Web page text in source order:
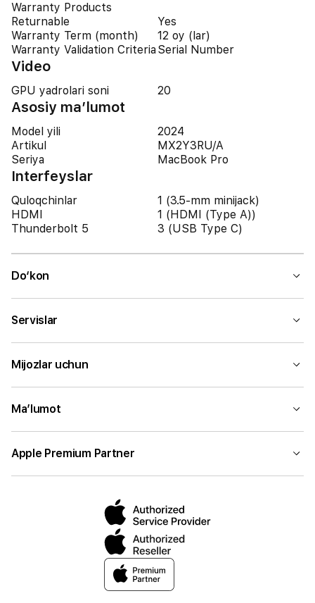
Warranty Products
Returnable
Yes
Warranty Term (month)
12 oy (lar)
Warranty Validation Criteria Serial Number
Video
GPU yadrolari soni 20
Asosiy ma’lumot
Model yili
2024
Artikul
MX2Y3RU/A
Seriya
MacBook Pro
Interfeyslar
Quloqchinlar
1 (3.5-mm minijack)
HDMI
1 (HDMI (Type A))
Thunderbolt 5
3 (USB Type C)
Do‘kon
Servislar
Mijozlar uchun
Ma’lumot
Apple Premium Partner